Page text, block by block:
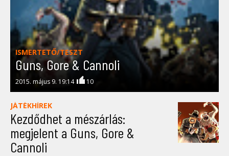
ISMERTETŐ/TESZT
Guns, Gore & Cannoli
2015. május 9. 19:14 10
JÁTÉKHÍREK
Kezdődhet a mészárlás:
megjelent a Guns, Gore &
Cannoli